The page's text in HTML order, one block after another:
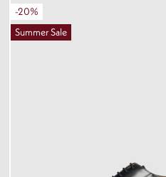
-20%
Summer Sale